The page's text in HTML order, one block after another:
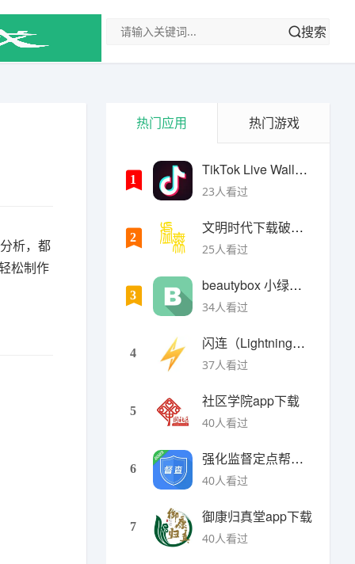
搜索
析，都
松制作
热门应用 热门游戏
1
TikTok Live Wallpaper
23人看过
2
文明时代下载破解版无限金币最新版
25人看过
3
beautybox 小绿盒正版最新免费下载
34人看过
4
闪连（LightningX）加速器app
37人看过
5
社区学院app下载
40人看过
6
强化监督定点帮扶下载
40人看过
7
御康归真堂app下载
40人看过